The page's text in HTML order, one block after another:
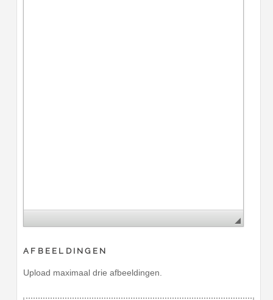
AFBEELDINGEN
Upload maximaal drie afbeeldingen.